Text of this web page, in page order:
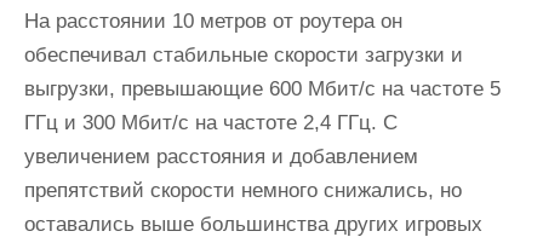
На расстоянии 10 метров от роутера он
обеспечивал стабильные скорости загрузки и
выгрузки, превышающие 600 Мбит/с на частоте 5
ГГц и 300 Мбит/с на частоте 2,4 ГГц. С
увеличением расстояния и добавлением
препятствий скорости немного снижались, но
оставались выше большинства других игровых